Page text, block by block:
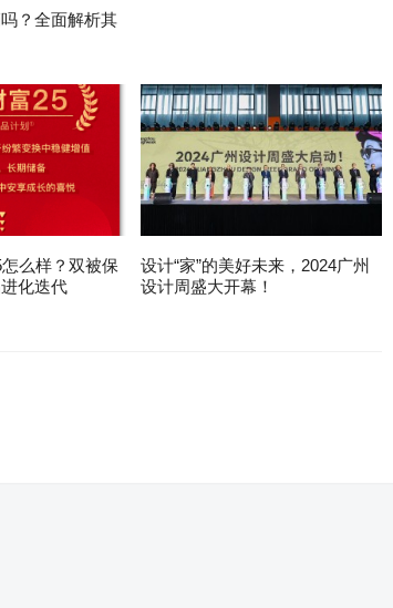
？全面解析其
么样？双被保
化迭代
设计“家”的美好未来，2024广州
设计周盛大开幕！